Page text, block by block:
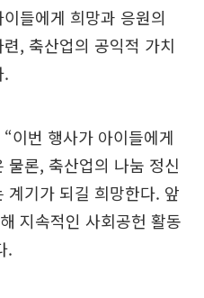
들에게 희망과 응원의
, 축산업의 공익적 가치
.
이번 행사가 아이들에게
물론, 축산업의 나눔 정신
계기가 되길 희망한다. 앞
지속적인 사회공헌 활동
.